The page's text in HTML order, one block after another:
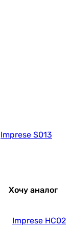
Imprese S013
Хочу аналог
Imprese HC02